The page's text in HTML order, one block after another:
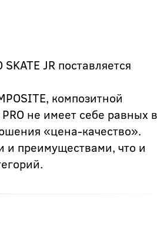
JR поставляется
композитной
не имеет себе равных в
«цена-качество».
и преимуществами, что и